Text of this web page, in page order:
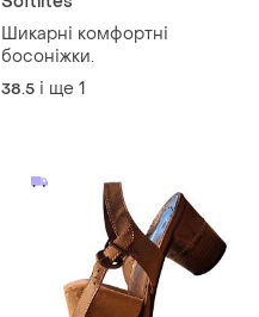
Шикарні комфортні
босоніжки.
38.5 і ще 1